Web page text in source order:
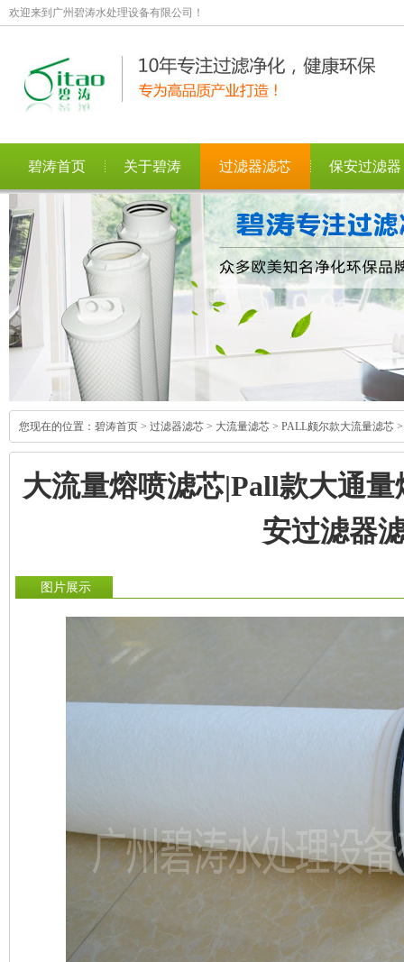
欢迎来到广州碧涛水处理设备有限公司！
碧涛首页 关于碧涛 过滤器滤芯 保安过滤器
您现在的位置： 碧涛首页 > 过滤器滤芯 > 大流量滤芯 > PALL颇尔款大流量滤芯 >
大流量熔喷滤芯|Pall款大通
安过滤器
图片展示